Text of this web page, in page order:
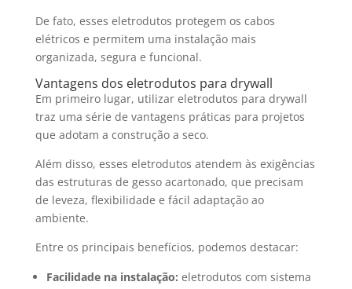
De fato, esses eletrodutos protegem os cabos
elétricos e permitem uma instalação mais
organizada, segura e funcional.
Vantagens dos eletrodutos para drywall
Em primeiro lugar, utilizar eletrodutos para drywall
traz uma série de vantagens práticas para projetos
que adotam a construção a seco.
Além disso, esses eletrodutos atendem às exigências
das estruturas de gesso acartonado, que precisam
de leveza, flexibilidade e fácil adaptação ao
ambiente.
Entre os principais benefícios, podemos destacar:
Facilidade na instalação: eletrodutos com sistema